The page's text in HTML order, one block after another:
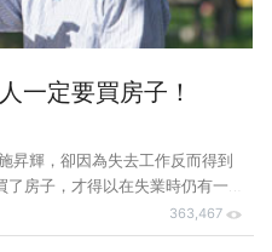
一定要買房子！
昇輝，卻因為失去工作反而得到
房子，才得以在失業時仍有一股
現在過著自在的退休生活。 施昇
商學系 現職：自由作家 著作：
363,467